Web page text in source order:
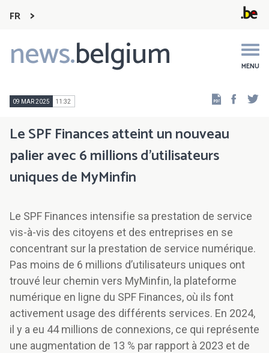
FR
news.belgium MENU
Main
navigation
09 MAR 2025 11:32
Le SPF Finances atteint un nouveau
palier avec 6 millions d’utilisateurs
uniques de MyMinfin
Le SPF Finances intensifie sa prestation de service
vis-à-vis des citoyens et des entreprises en se
concentrant sur la prestation de service numérique.
Pas moins de 6 millions d’utilisateurs uniques ont
trouvé leur chemin vers MyMinfin, la plateforme
numérique en ligne du SPF Finances, où ils font
activement usage des différents services. En 2024,
il y a eu 44 millions de connexions, ce qui représente
une augmentation de 13 % par rapport à 2023 et de